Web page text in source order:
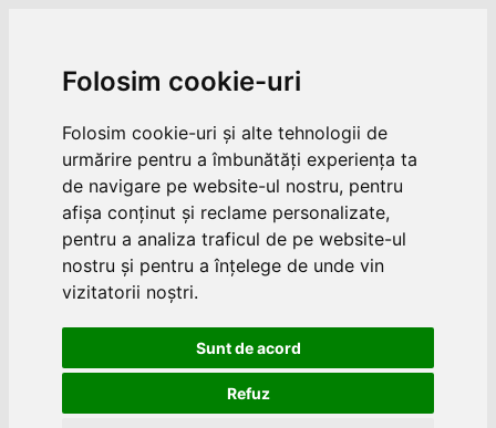
Folosim cookie-uri
Folosim cookie-uri și alte tehnologii de
urmărire pentru a îmbunătăți experiența ta
de navigare pe website-ul nostru, pentru
afișa conținut și reclame personalizate,
pentru a analiza traficul de pe website-ul
nostru și pentru a înțelege de unde vin
vizitatorii noștri.
Sunt de acord
Refuz